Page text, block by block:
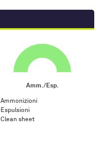
Amm./Esp.
Pie chart with 3 slices.
Amm./Esp.
End of interactive chart.
Ammonizioni
Espulsioni
Clean sheet